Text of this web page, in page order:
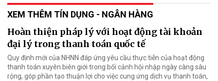
XEM THÊM TÍN DỤNG - NGÂN HÀNG
Hoàn thiện pháp lý với hoạt động tài khoản
đại lý trong thanh toán quốc tế
Quy định mới của NHNN đáp ứng yêu cầu thực tiễn của hoạt động
thanh toán xuyên biên giới trong bối cảnh hội nhập ngày càng sâu
rộng, góp phần tạo thuận lợi cho việc cung ứng dịch vụ thanh toán,